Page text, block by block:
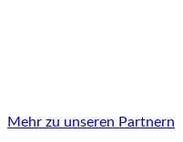
Mehr zu unseren Partnern